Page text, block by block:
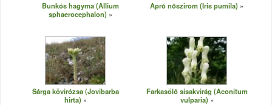
Bunkós hagyma (Allium
sphaerocephalon)
Apró nőszirom (Iris pumila)
Sárga kövirózsa (Jovibarba
hirta)
Farkasölő sisakvirág (Aconitum
vulparia)